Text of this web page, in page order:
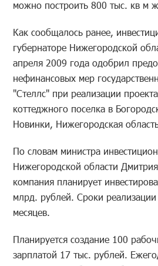
можно построить 800 тыс. кв м
Как сообщалось ранее,
губернаторе Нижегородской
апреля 2009 года одобрил
нефинансовых мер
"Стеллс" при реализации
коттеджного поселка в
Новинки, Нижегородская
По словам министра
Нижегородской области
компания планирует
млрд. рублей. Сроки
месяцев.
Планируется создание 100
зарплатой 17 тыс. рублей.